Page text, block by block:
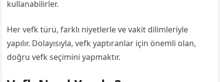
kullanabilirler.
Her vefk türü, farklı niyetlerle ve vakit dilimleriyle
yapılır. Dolayısıyla, vefk yaptıranlar için önemli olan,
doğru vefk seçimini yapmaktır.